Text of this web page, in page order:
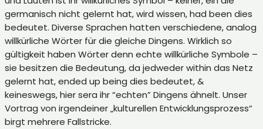
germanisch nicht gelernt hat, wird wissen, had been dies
bedeutet. Diverse Sprachen hatten verschiedene, analog
willkürliche Wörter für die gleiche Dingens. Wirklich so
gültigkeit haben Wörter denn echte willkürliche Symbole –
sie besitzen die Bedeutung, da jedweder within das Netz
gelernt hat, ended up being dies bedeutet, &
keineswegs, hier sera ihr “echten” Dingens ähnelt. Unser
Vortrag von irgendeiner „kulturellen Entwicklungsprozess“
birgt mehrere Fallstricke.